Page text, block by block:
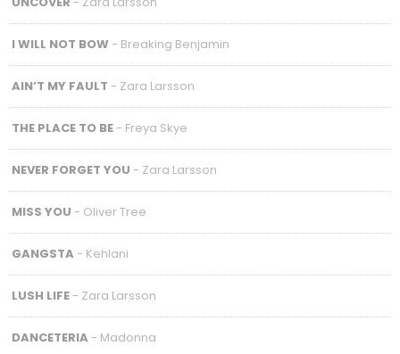
I WILL NOT BOW - Breaking Benjamin
AIN’T MY FAULT - Zara Larsson
THE PLACE TO BE- Freya Skye
NEVER FORGET YOU - Zara Larsson
MISS YOU - Oliver Tree
GANGSTA - Kehlani
LUSH LIFE- Zara Larsson
DANCETERIA - Madonna